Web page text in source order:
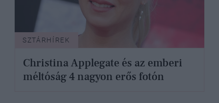
SZTÁRHÍREK
Christina Applegate és az emberi
méltóság 4 nagyon erős fotón